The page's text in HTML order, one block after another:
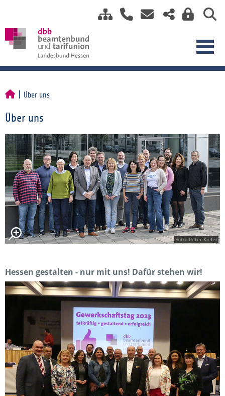
Über uns
Über uns
Foto: Peter Kiefer
Hessen gestalten - nur mit uns! Dafür stehen wir!